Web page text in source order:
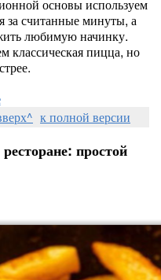
основы используем
за считанные минуты, а
любимую начинку.
классическая пицца, но
к полной версии
простой